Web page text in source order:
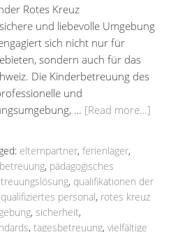
Rotes Kreuz
und liebevolle Umgebung
sich nicht nur für
sondern auch für das
Die Kinderbetreuung des
und
… [Read more…]
elternpartner, ferienlager,
, pädagogisches
, qualifikationen der
qualifiziertes personal, rotes kreuz
, sicherheit,
, tagesbetreuung, vielfältige